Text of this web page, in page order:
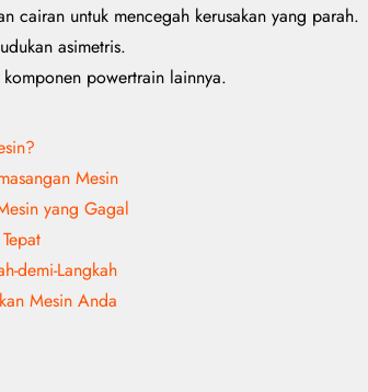
cairan untuk mencegah kerusakan yang parah.
asimetris.
powertrain lainnya.
Mesin
yang Gagal
demi-Langkah
Mesin Anda